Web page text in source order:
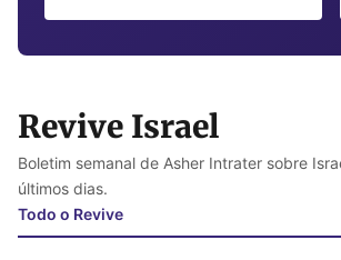
Revive Israel
Boletim semanal de Asher Intrater sobre
últimos dias.
Todo o Revive